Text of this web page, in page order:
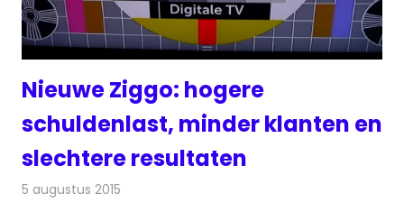
Nieuwe Ziggo: hogere
schuldenlast, minder klanten en
slechtere resultaten
5 augustus 2015